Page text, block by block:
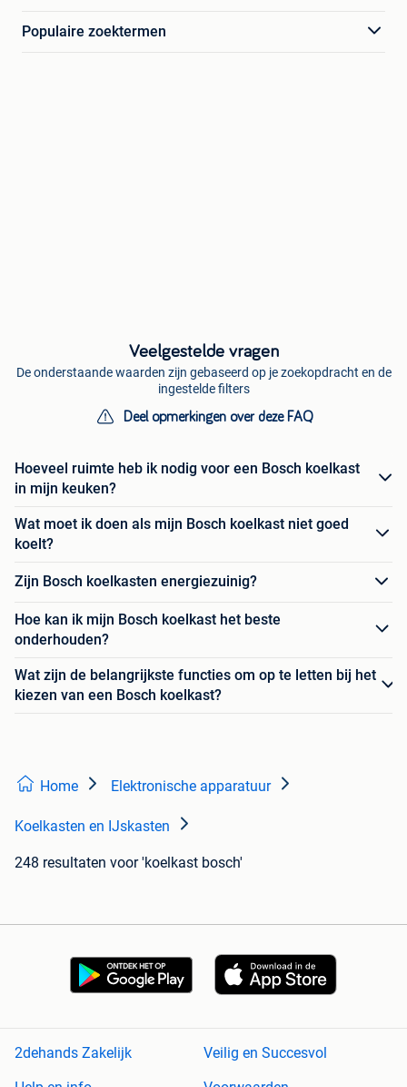
Populaire zoektermen
Veelgestelde vragen
De onderstaande waarden zijn gebaseerd op je zoekopdracht en de
ingestelde filters
Deel opmerkingen over deze FAQ
Hoeveel ruimte heb ik nodig voor een Bosch koelkast
in mijn keuken?
Wat moet ik doen als mijn Bosch koelkast niet goed
koelt?
Zijn Bosch koelkasten energiezuinig?
Hoe kan ik mijn Bosch koelkast het beste
onderhouden?
Wat zijn de belangrijkste functies om op te letten bij het
kiezen van een Bosch koelkast?
Home Elektronische apparatuur
Koelkasten en IJskasten
248 resultaten voor 'koelkast bosch'
2dehands Zakelijk
Veilig en Succesvol